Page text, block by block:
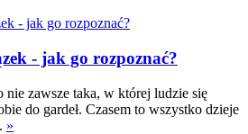
- jak go rozpoznać?
nie zawsze taka, w której ludzie się
do gardeł. Czasem to wszystko dzieje
»